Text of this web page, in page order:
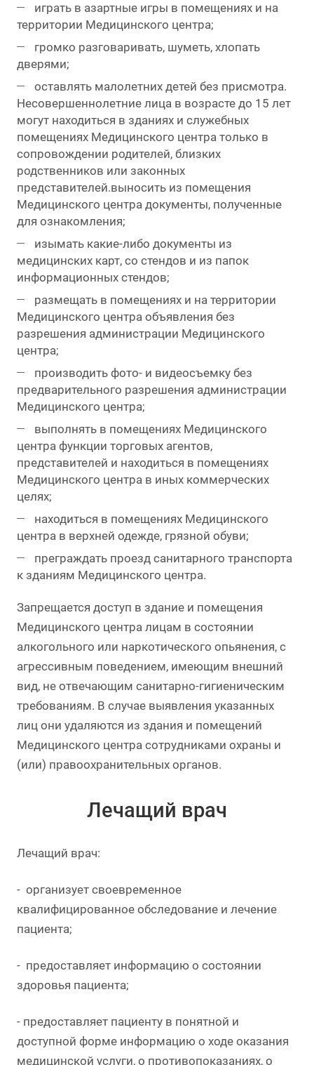
играть в азартные игры в помещениях и на
территории Медицинского центра;
громко разговаривать, шуметь, хлопать
дверями;
оставлять малолетних детей без присмотра.
Несовершеннолетние лица в возрасте до 15 лет
могут находиться в зданиях и служебных
помещениях Медицинского центра только в
сопровождении родителей, близких
родственников или законных
представителей.выносить из помещения
Медицинского центра документы, полученные
для ознакомления;
изымать какие-либо документы из
медицинских карт, со стендов и из папок
информационных стендов;
размещать в помещениях и на территории
Медицинского центра объявления без
разрешения администрации Медицинского
центра;
производить фото- и видеосъемку без
предварительного разрешения администрации
Медицинского центра;
выполнять в помещениях Медицинского
центра функции торговых агентов,
представителей и находиться в помещениях
Медицинского центра в иных коммерческих
целях;
находиться в помещениях Медицинского
центра в верхней одежде, грязной обуви;
преграждать проезд санитарного транспорта
к зданиям Медицинского центра.
Запрещается доступ в здание и помещения
Медицинского центра лицам в состоянии
алкогольного или наркотического опьянения, с
агрессивным поведением, имеющим внешний
вид, не отвечающим санитарно-гигиеническим
требованиям. В случае выявления указанных
лиц они удаляются из здания и помещений
Медицинского центра сотрудниками охраны и
(или) правоохранительных органов.
Лечащий врач
Лечащий врач:
- организует своевременное
квалифицированное обследование и лечение
пациента;
- предоставляет информацию о состоянии
здоровья пациента;
- предоставляет пациенту в понятной и
доступной форме информацию о ходе оказания
медицинской услуги, о противопоказаниях, о